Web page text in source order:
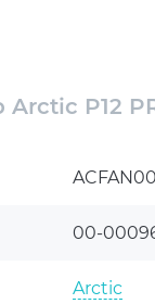
на
PRO PST
подшипника
Arctic P12
00-
Arctic